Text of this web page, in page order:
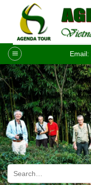
contenu
Email: